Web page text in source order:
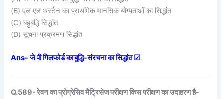
(B) एल एल थर्स्टन का प्राथमिक मानसिक योग्यताओं का सिद्धांत
(C) बहुबद्धि सिद्धांत
(D) सूचना प्रक्रमण सिद्धांत
Ans- जे पी गिलफोर्ड का बुद्धि-संरचना का सिद्धांत ☑
Q.589- रेवन का प्रोग्रेसिव मैट्रिसेज परीक्षण किस परीक्षण का उदाहरण है-